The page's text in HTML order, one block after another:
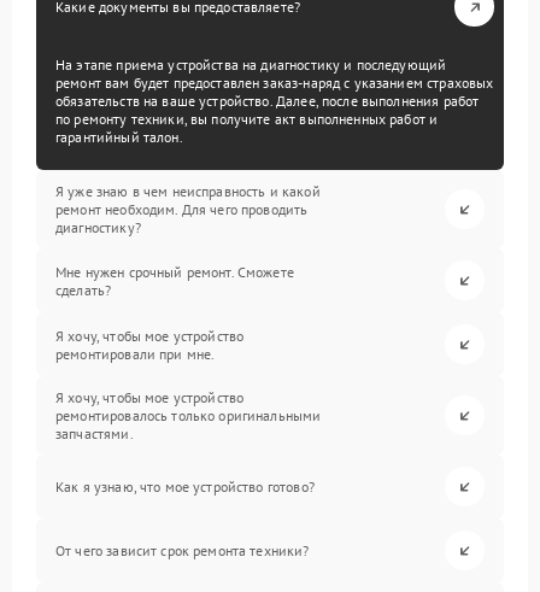
Какие документы вы предоставляете?
На этапе приема устройства на диагностику и последующий
ремонт вам будет предоставлен заказ-наряд с указанием страховых
обязательств на ваше устройство. Далее, после выполнения работ
по ремонту техники, вы получите акт выполненных работ и
гарантийный талон.
Я уже знаю в чем неисправность и какой
ремонт необходим. Для чего проводить
диагностику?
Мне нужен срочный ремонт. Сможете
сделать?
Я хочу, чтобы мое устройство
ремонтировали при мне.
Я хочу, чтобы мое устройство
ремонтировалось только оригинальными
запчастями.
Как я узнаю, что мое устройство готово?
От чего зависит срок ремонта техники?